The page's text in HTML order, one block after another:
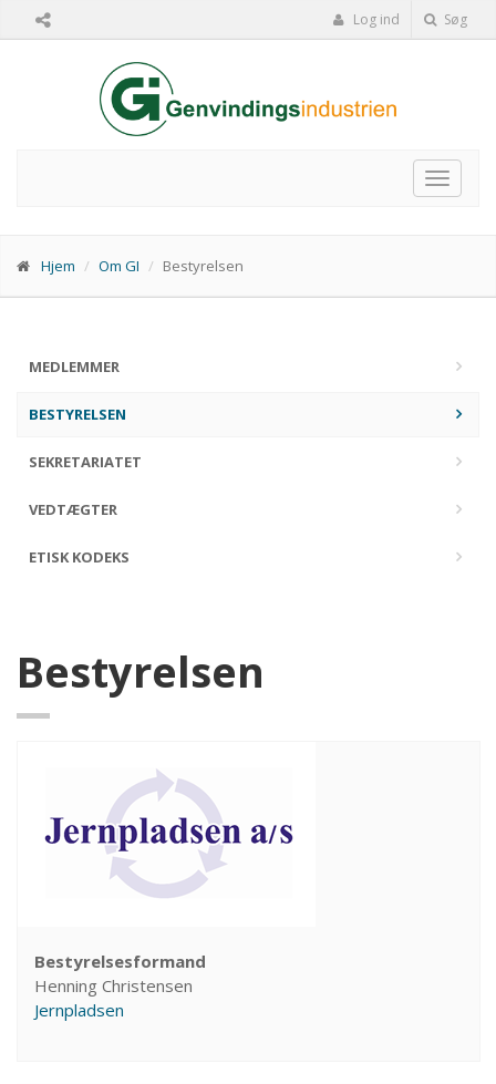
Log ind Søg
Toggle
Hjem Om GI Bestyrelsen
MEDLEMMER
BESTYRELSEN
SEKRETARIATET
VEDTÆGTER
ETISK KODEKS
Bestyrelsen
Bestyrelsesformand
Henning Christensen
Jernpladsen